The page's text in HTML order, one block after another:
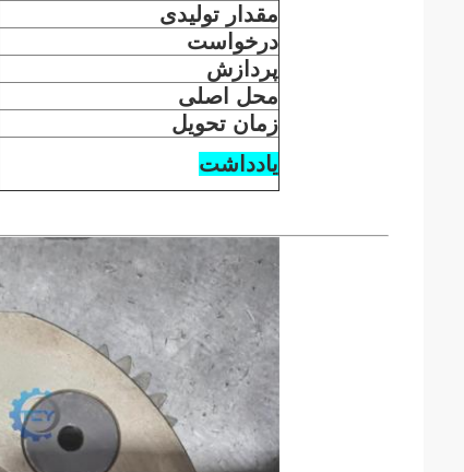
مقدار تولیدی
درخواست
پردازش
محل اصلی
زمان تحویل
یادداشت